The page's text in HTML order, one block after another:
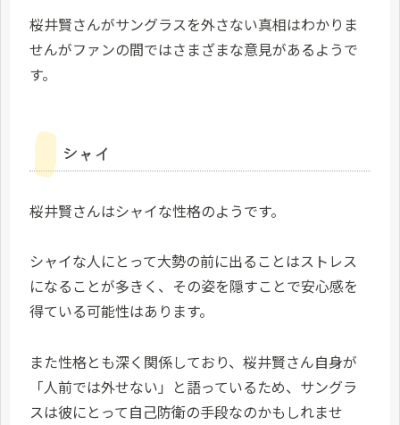
桜井賢さんがサングラスを外さない真相はわかりま
せんがファンの間ではさまざまな意見があるようで
す。
シャイ
桜井賢さんはシャイな性格のようです。
シャイな人にとって大勢の前に出ることはストレス
になることが多きく、その姿を隠すことで安心感を
得ている可能性はあります。
また性格とも深く関係しており、桜井賢さん自身が
「人前では外せない」と語っているため、サングラ
スは彼にとって自己防衛の手段なのかもしれませ